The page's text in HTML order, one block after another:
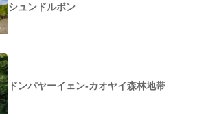
シュンドルボン
ドンパヤーイェン-カオヤイ森林地帯